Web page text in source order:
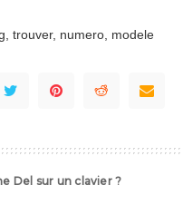
trouver, numero, modele
Del sur un clavier ?